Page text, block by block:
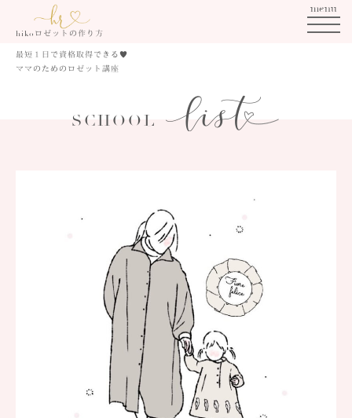
hiko ロゼットの作り方
menu
最短１日で資格取得できる♥
ママのためのロゼット講座
SCHOOL